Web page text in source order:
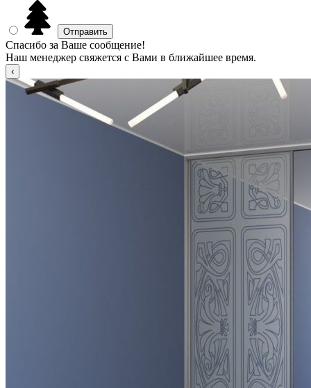
Спасибо за Ваше сообщение!
Наш менеджер свяжется с Вами в ближайшее время.